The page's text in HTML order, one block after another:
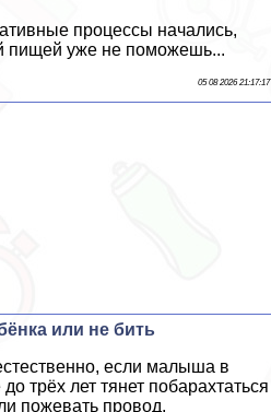
процессы начались,
пищей уже не поможешь...
05 08 2026 21:17:17
или не бить
если малыша в
до трёх лет тянет побарахтаться
пожевать провод,